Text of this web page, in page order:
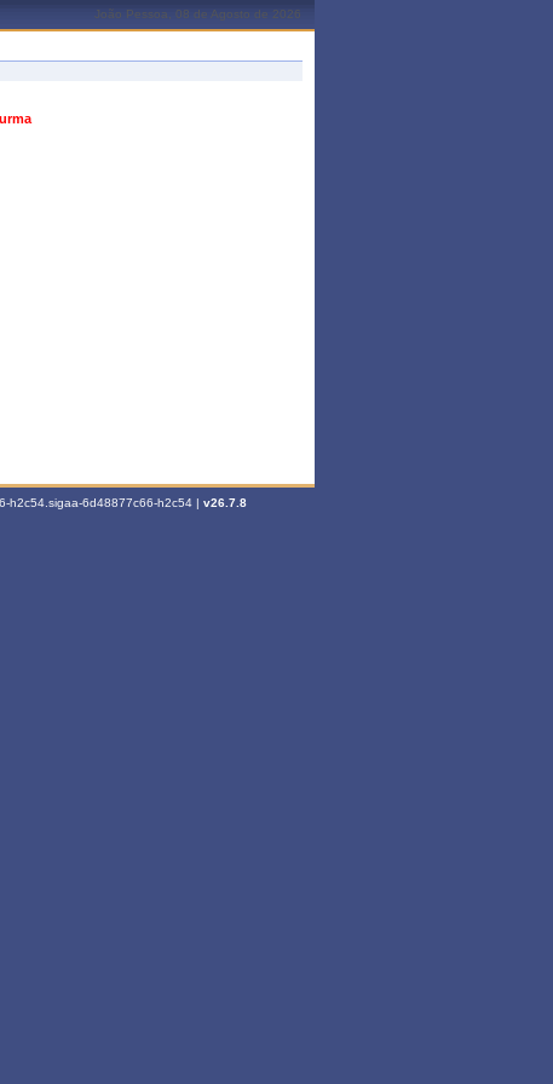
João Pessoa, 08 de Agosto de 2026
h2c54.sigaa-6d48877c66-h2c54 | v26.7.8